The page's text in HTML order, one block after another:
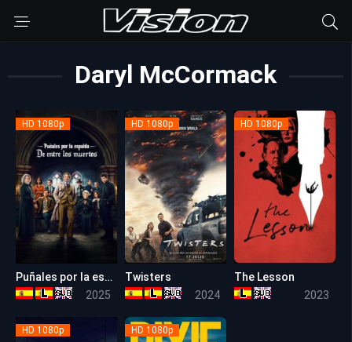
Daryl McCormack
HD 1080p
Puñales por la espalda: De entre los muertos
2025
HD 1080p
Twisters
2024
HD 1080p
The Lesson
2023
HD 1080p HD 1080p